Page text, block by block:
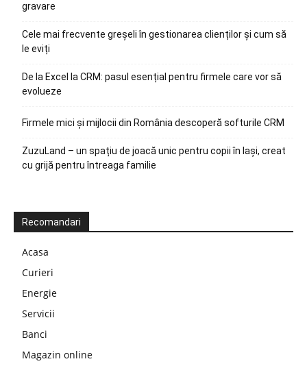
gravare
Cele mai frecvente greșeli în gestionarea clienților și cum să
le eviți
De la Excel la CRM: pasul esențial pentru firmele care vor să
evolueze
Firmele mici și mijlocii din România descoperă softurile CRM
ZuzuLand – un spațiu de joacă unic pentru copii în Iași, creat
cu grijă pentru întreaga familie
Recomandari
Acasa
Curieri
Energie
Servicii
Banci
Magazin online